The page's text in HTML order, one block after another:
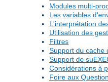
Modules multi-
Les variables
L'interprétation
Utilisation des
Filtres
Support du cache
Support de
Considérations à
Foire aux